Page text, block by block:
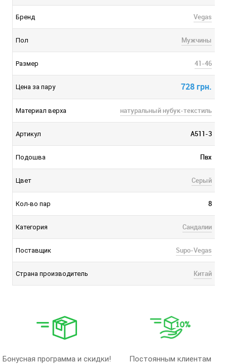
Бренд Vegas
Пол Мужчины
Размер 41-46
Цена за пару 728 грн.
Материал верха натуральный нубук-текстиль
Артикул A511-3
Подошва Пвх
Цвет Серый
Кол-во пар 8
Категория Сандалии
Поставщик Supo-Vegas
Страна производитель Китай
Бонусная программа и скидки!
Постоянным клиентам